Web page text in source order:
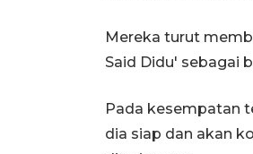
Mereka turut
Said Didu' sebagai
Pada kesempatan
dia siap dan akan